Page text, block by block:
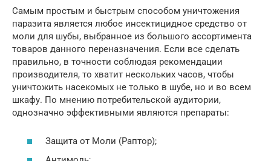
Самым простым и быстрым способом уничтожения
паразита является любое инсектицидное средство от
моли для шубы, выбранное из большого ассортимента
товаров данного переназначения. Если все сделать
правильно, в точности соблюдая рекомендации
производителя, то хватит нескольких часов, чтобы
уничтожить насекомых не только в шубе, но и во всем
шкафу. По мнению потребительской аудитории,
однозначно эффективными являются препараты:
Защита от Моли (Раптор);